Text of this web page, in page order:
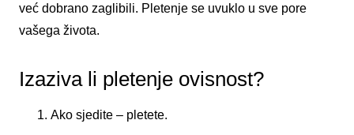
već dobrano zaglibili. Pletenje se uvuklo u sve pore
vašega života.
Izaziva li pletenje ovisnost?
Ako sjedite – pletete.